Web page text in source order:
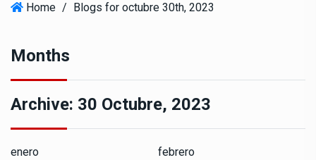
Home / Blogs for octubre 30th, 2023
Months
Archive: 30 Octubre, 2023
enero
febrero